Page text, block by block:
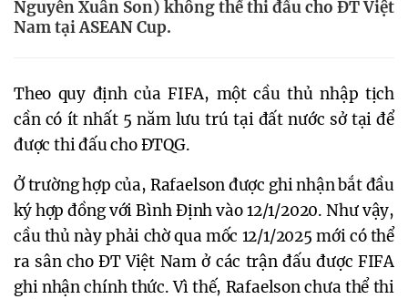
Nguyễn Xuân Son) không thể thi đấu cho ĐT Việt
Nam tại ASEAN Cup.
Theo quy định của FIFA, một cầu thủ nhập tịch
cần có ít nhất 5 năm lưu trú tại đất nước sở tại để
được thi đấu cho ĐTQG.
Ở trường hợp của, Rafaelson được ghi nhận bắt đầu
ký hợp đồng với Bình Định vào 12/1/2020. Như vậy,
cầu thủ này phải chờ qua mốc 12/1/2025 mới có thể
ra sân cho ĐT Việt Nam ở các trận đấu được FIFA
ghi nhận chính thức. Vì thế, Rafaelson chưa thể thi